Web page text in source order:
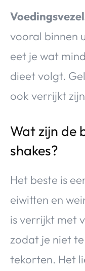
vooral binnen
eet je wat
dieet volgt.
ook verrijkt
Wat zijn de
shakes?
Het beste is
eiwitten en
is verrijkt met
zodat je niet
tekorten. Het